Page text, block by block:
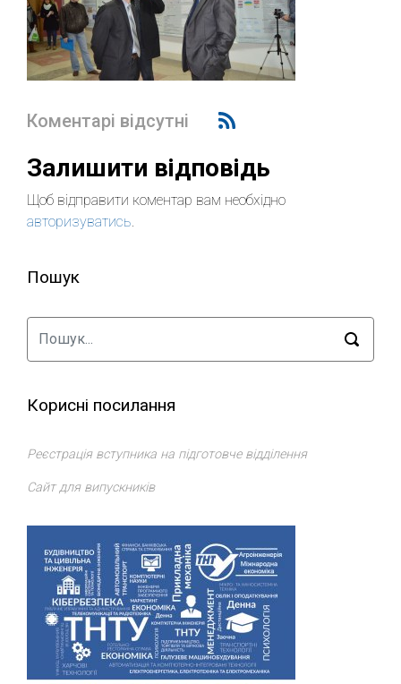
Коментарі відсутні
Залишити відповідь
Щоб відправити коментар вам необхідно
авторизуватись.
Пошук
Корисні посилання
Реєстрація вступника на підготовче відділення
Сайт для випускників